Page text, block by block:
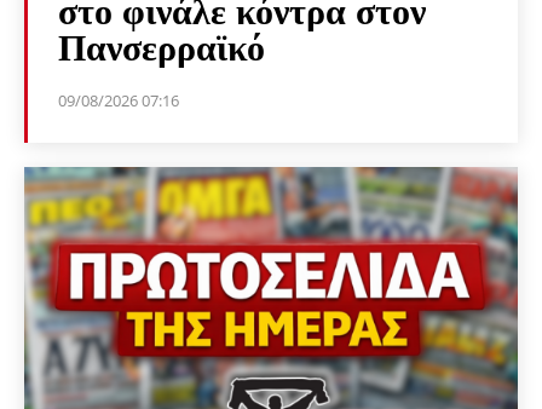
στο φινάλε κόντρα στον
Πανσερραϊκό
09/08/2026 07:16